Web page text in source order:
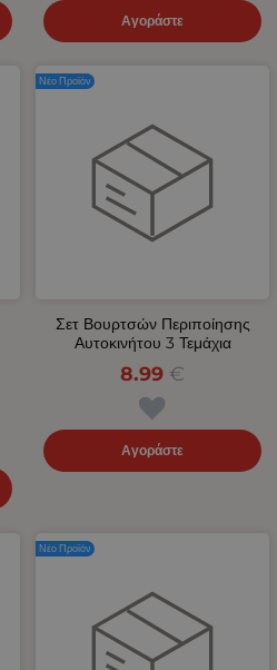
Αγοράστε
Σετ Βουρτσών Περιποίησης
Αυτοκινήτου 3 Τεμάχια
8.99 €
Αγοράστε
Νέο Προϊόν
Νέο Προϊόν